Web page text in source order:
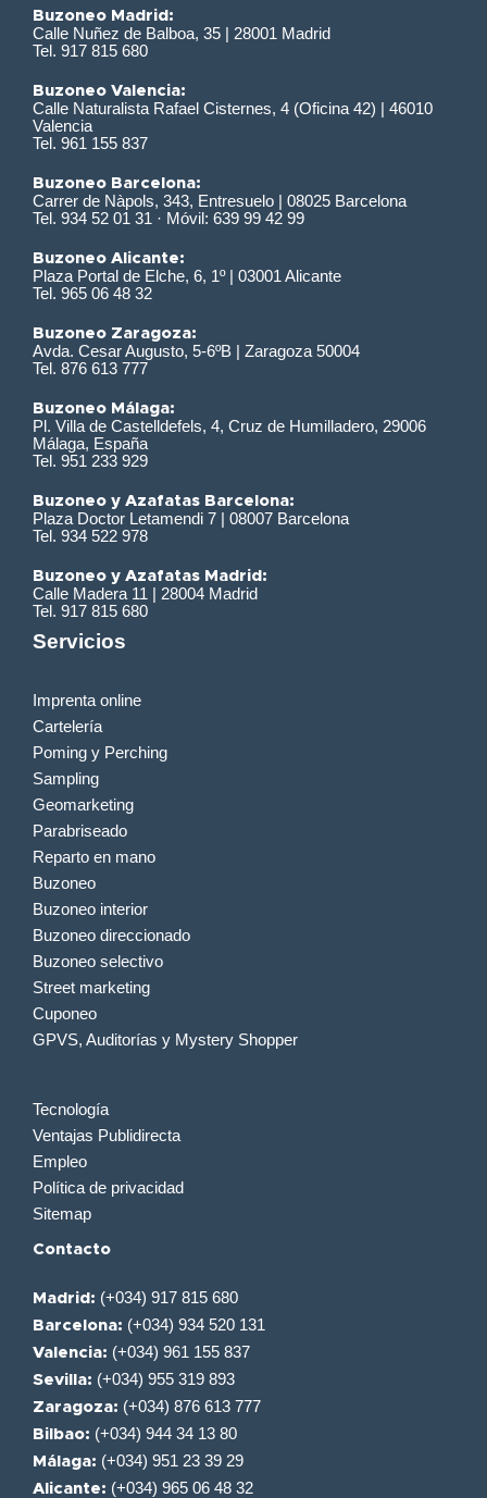
Buzoneo Madrid:
Calle Nuñez de Balboa, 35 | 28001 Madrid
Tel. 917 815 680
Buzoneo Valencia:
Calle Naturalista Rafael Cisternes, 4 (Oficina 42) | 46010
Valencia
Tel. 961 155 837
Buzoneo Barcelona:
Carrer de Nàpols, 343, Entresuelo | 08025 Barcelona
Tel. 934 52 01 31 · Móvil: 639 99 42 99
Buzoneo Alicante:
Plaza Portal de Elche, 6, 1º | 03001 Alicante
Tel. 965 06 48 32
Buzoneo Zaragoza:
Avda. Cesar Augusto, 5-6ºB | Zaragoza 50004
Tel. 876 613 777
Buzoneo Málaga:
Pl. Villa de Castelldefels, 4, Cruz de Humilladero, 29006
Málaga, España
Tel. 951 233 929
Buzoneo y Azafatas Barcelona:
Plaza Doctor Letamendi 7 | 08007 Barcelona
Tel. 934 522 978
Buzoneo y Azafatas Madrid:
Calle Madera 11 | 28004 Madrid
Tel. 917 815 680
Servicios
Imprenta online
Cartelería
Poming y Perching
Sampling
Geomarketing
Parabriseado
Reparto en mano
Buzoneo
Buzoneo interior
Buzoneo direccionado
Buzoneo selectivo
Street marketing
Cuponeo
GPVS, Auditorías y Mystery Shopper
Tecnología
Ventajas Publidirecta
Empleo
Política de privacidad
Sitemap
Contacto
Madrid: (+034) 917 815 680
Barcelona: (+034) 934 520 131
Valencia: (+034) 961 155 837
Sevilla: (+034) 955 319 893
Zaragoza: (+034) 876 613 777
Bilbao: (+034) 944 34 13 80
Málaga: (+034) 951 23 39 29
Alicante: (+034) 965 06 48 32